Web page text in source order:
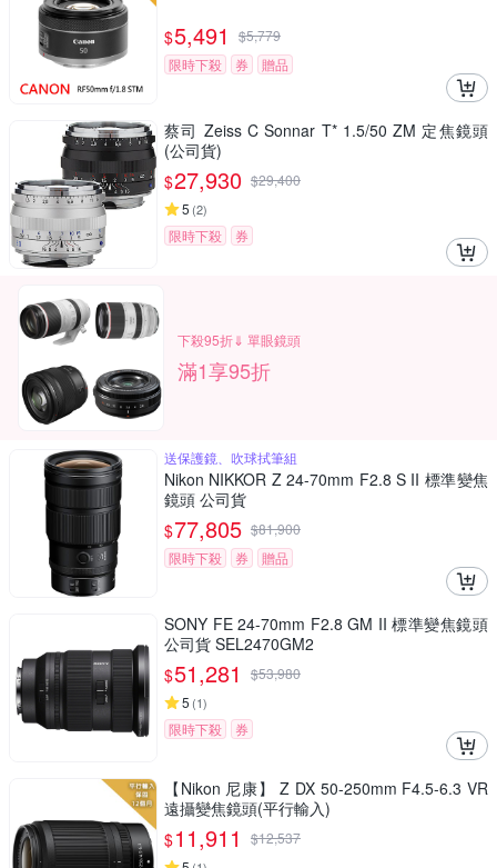
$5,491 $5,779
限時下殺
券 贈品
蔡司 Zeiss C Sonnar T* 1.5/50 ZM 定焦鏡頭
(公司貨)
$27,930 $29,400
5 (2)
限時下殺 券
下殺95折⇓ 單眼鏡頭
滿1享95折
送保護鏡、吹球拭筆組
Nikon NIKKOR Z 24-70mm F2.8 S II 標準變焦
鏡頭 公司貨
$77,805 $81,900
限時下殺
券 贈品
SONY FE 24-70mm F2.8 GM II 標準變焦鏡頭
公司貨 SEL2470GM2
$51,281 $53,980
5 (1)
限時下殺 券
【Nikon 尼康】 Z DX 50-250mm F4.5-6.3 VR
遠攝變焦鏡頭(平行輸入)
$11,911 $12,537